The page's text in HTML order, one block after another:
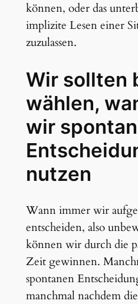
können, oder das
implizite Lesen einer
zuzulassen.
Wir sollten
wählen,
wir
nutzen
Wann immer wir
entscheiden, also
können wir durch die
Zeit gewinnen.
spontanen
manchmal nachdem die